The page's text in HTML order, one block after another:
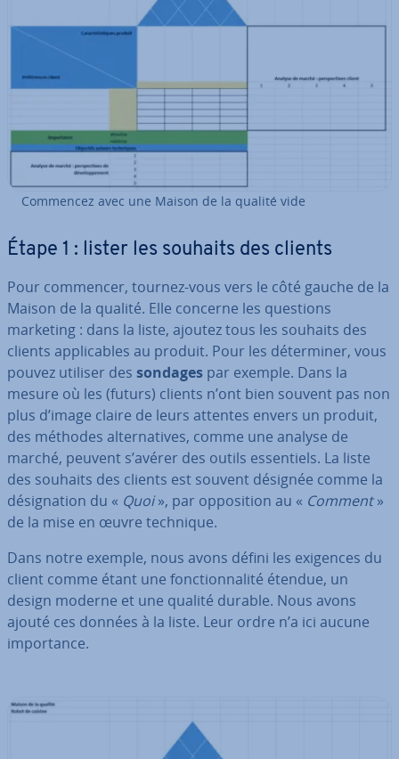
Commencez avec une Maison de la qualité vide
Étape 1 : lister les souhaits des clients
Pour commencer, tournez-vous vers le côté gauche de la
Maison de la qualité. Elle concerne les questions
marketing : dans la liste, ajoutez tous les souhaits des
clients ap­pli­cables au produit. Pour les dé­ter­mi­ner, vous
pouvez utiliser des sondages par exemple. Dans la
mesure où les (futurs) clients n’ont bien souvent pas non
plus d’image claire de leurs attentes envers un produit,
des méthodes al­ter­na­tives, comme une analyse de
marché, peuvent s’avérer des outils es­sen­tiels. La liste
des souhaits des clients est souvent désignée comme la
dé­sig­na­tion du « Quoi», par op­po­si­tion au « Comment»
de la mise en œuvre technique.
Dans notre exemple, nous avons défini les exigences du
client comme étant une fonc­tion­na­lité étendue, un
design moderne et une qualité durable. Nous avons
ajouté ces données à la liste. Leur ordre n’a ici aucune
im­por­tance.